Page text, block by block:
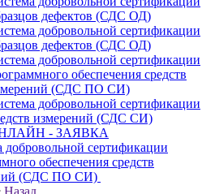
дефектов (СДС ОД)
добровольной сертификации
дефектов (СДС ОД)
добровольной сертификации
обеспечения средств
(СДС ПО СИ)
добровольной сертификации
измерений (СДС СИ)
- ЗАЯВКА
добровольной сертификации
обеспечения средств
(СДС ПО СИ)
Назад